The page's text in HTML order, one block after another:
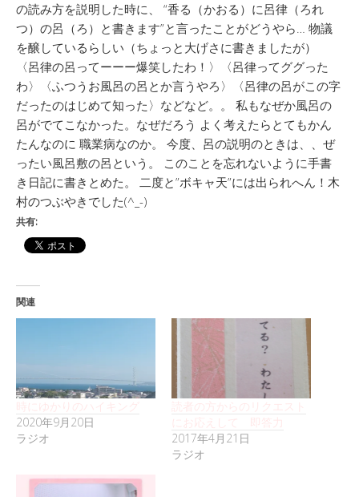
の読み方を説明した時に、 “香る（かおる）に呂律（ろれ
つ）の呂（ろ）と書きます”と言ったことがどうやら… 物議
を醸しているらしい（ちょっと大げさに書きましたが）
〈呂律の呂ってーーー爆笑したわ！〉〈呂律ってググった
わ〉〈ふつうお風呂の呂とか言うやろ〉〈呂律の呂がこの字
だったのはじめて知った〉などなど。。 私もなぜか風呂の
呂がでてこなかった。なぜだろう よく考えたらとてもかん
たんなのに 職業病なのか。 今度、呂の説明のときは、、ぜ
ったい風呂敷の呂という。 このことを忘れないように手書
き日記に書きとめた。 二度と”ボキャ天”には出られへん！木
村のつぶやきでした(^_-)
共有:
関連
時にゆかりのハイキング
2020年9月20日
ラジオ
読者の方からのリクエスト
にお応えして 即答力
2017年4月21日
ラジオ